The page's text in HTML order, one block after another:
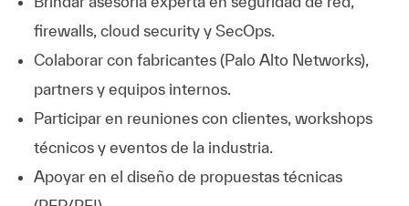
firewalls, cloud security y SecOps.
Colaborar con fabricantes (Palo Alto Networks),
partners y equipos internos.
Participar en reuniones con clientes, workshops
técnicos y eventos de la industria.
Apoyar en el diseño de propuestas técnicas